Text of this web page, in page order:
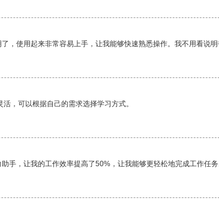
，使用起来非常容易上手，让我能够快速熟悉操作。我不用看说明
，可以根据自己的需求选择学习方式。
手，让我的工作效率提高了50%，让我能够更轻松地完成工作任务